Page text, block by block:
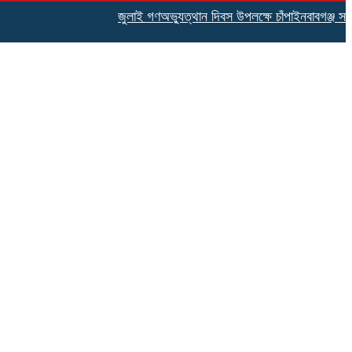
জুলাই গণঅভ্যুত্থান দিবস উপলক্ষে চাঁপাইনবাবগঞ্জ সদর